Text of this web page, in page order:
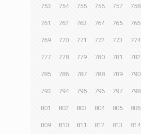
753 754 755 756 757 758
761 762 763 764 765 766
769 770 771 772 773 774
777 778 779 780 781 782
785 786 787 788 789 790
793 794 795 796 797 798
801 802 803 804 805 806
809 810 811 812 813 814